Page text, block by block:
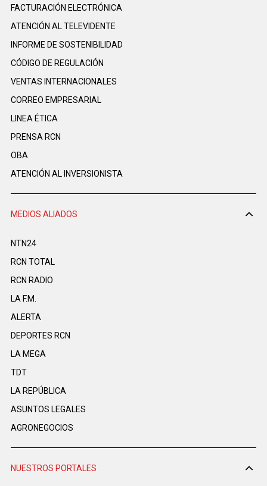
FACTURACIÓN ELECTRÓNICA
ATENCIÓN AL TELEVIDENTE
INFORME DE SOSTENIBILIDAD
CÓDIGO DE REGULACIÓN
VENTAS INTERNACIONALES
CORREO EMPRESARIAL
LINEA ÉTICA
PRENSA RCN
OBA
ATENCIÓN AL INVERSIONISTA
MEDIOS ALIADOS
NTN24
RCN TOTAL
RCN RADIO
LA F.M.
ALERTA
DEPORTES RCN
LA MEGA
TDT
LA REPÚBLICA
ASUNTOS LEGALES
AGRONEGOCIOS
NUESTROS PORTALES